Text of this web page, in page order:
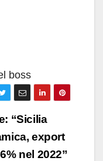
boss
“Sicilia
export
nel 2022”